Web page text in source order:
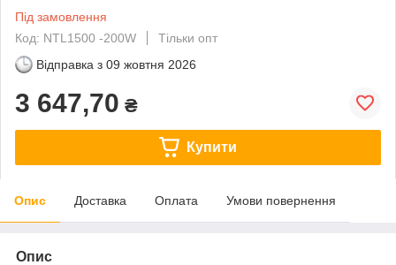
Під замовлення
Код: NTL1500 -200W
Тільки опт
Відправка з 09 жовтня 2026
3 647,70 ₴
Купити
Опис Доставка Оплата Умови повернення
Опис